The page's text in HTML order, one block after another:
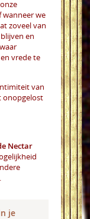
wanneer we
zoveel van
en
vrede te
van
onopgelost
Nectar
je